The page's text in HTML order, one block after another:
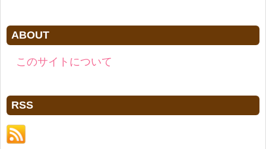
ABOUT
このサイトについて
RSS